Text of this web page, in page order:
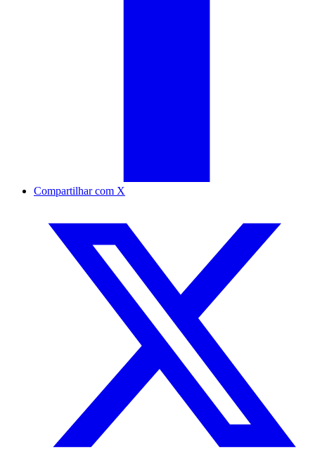
Compartilhar com X